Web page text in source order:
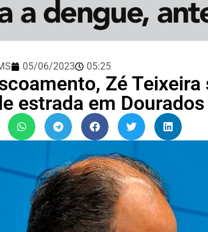
05/06/2023 05:25
Zé
estrada em Dourados